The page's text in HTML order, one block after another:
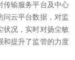
传输服务平台及中心
问云平台数据，对监
状况，实时对扬尘敏
和提升了监管的力度